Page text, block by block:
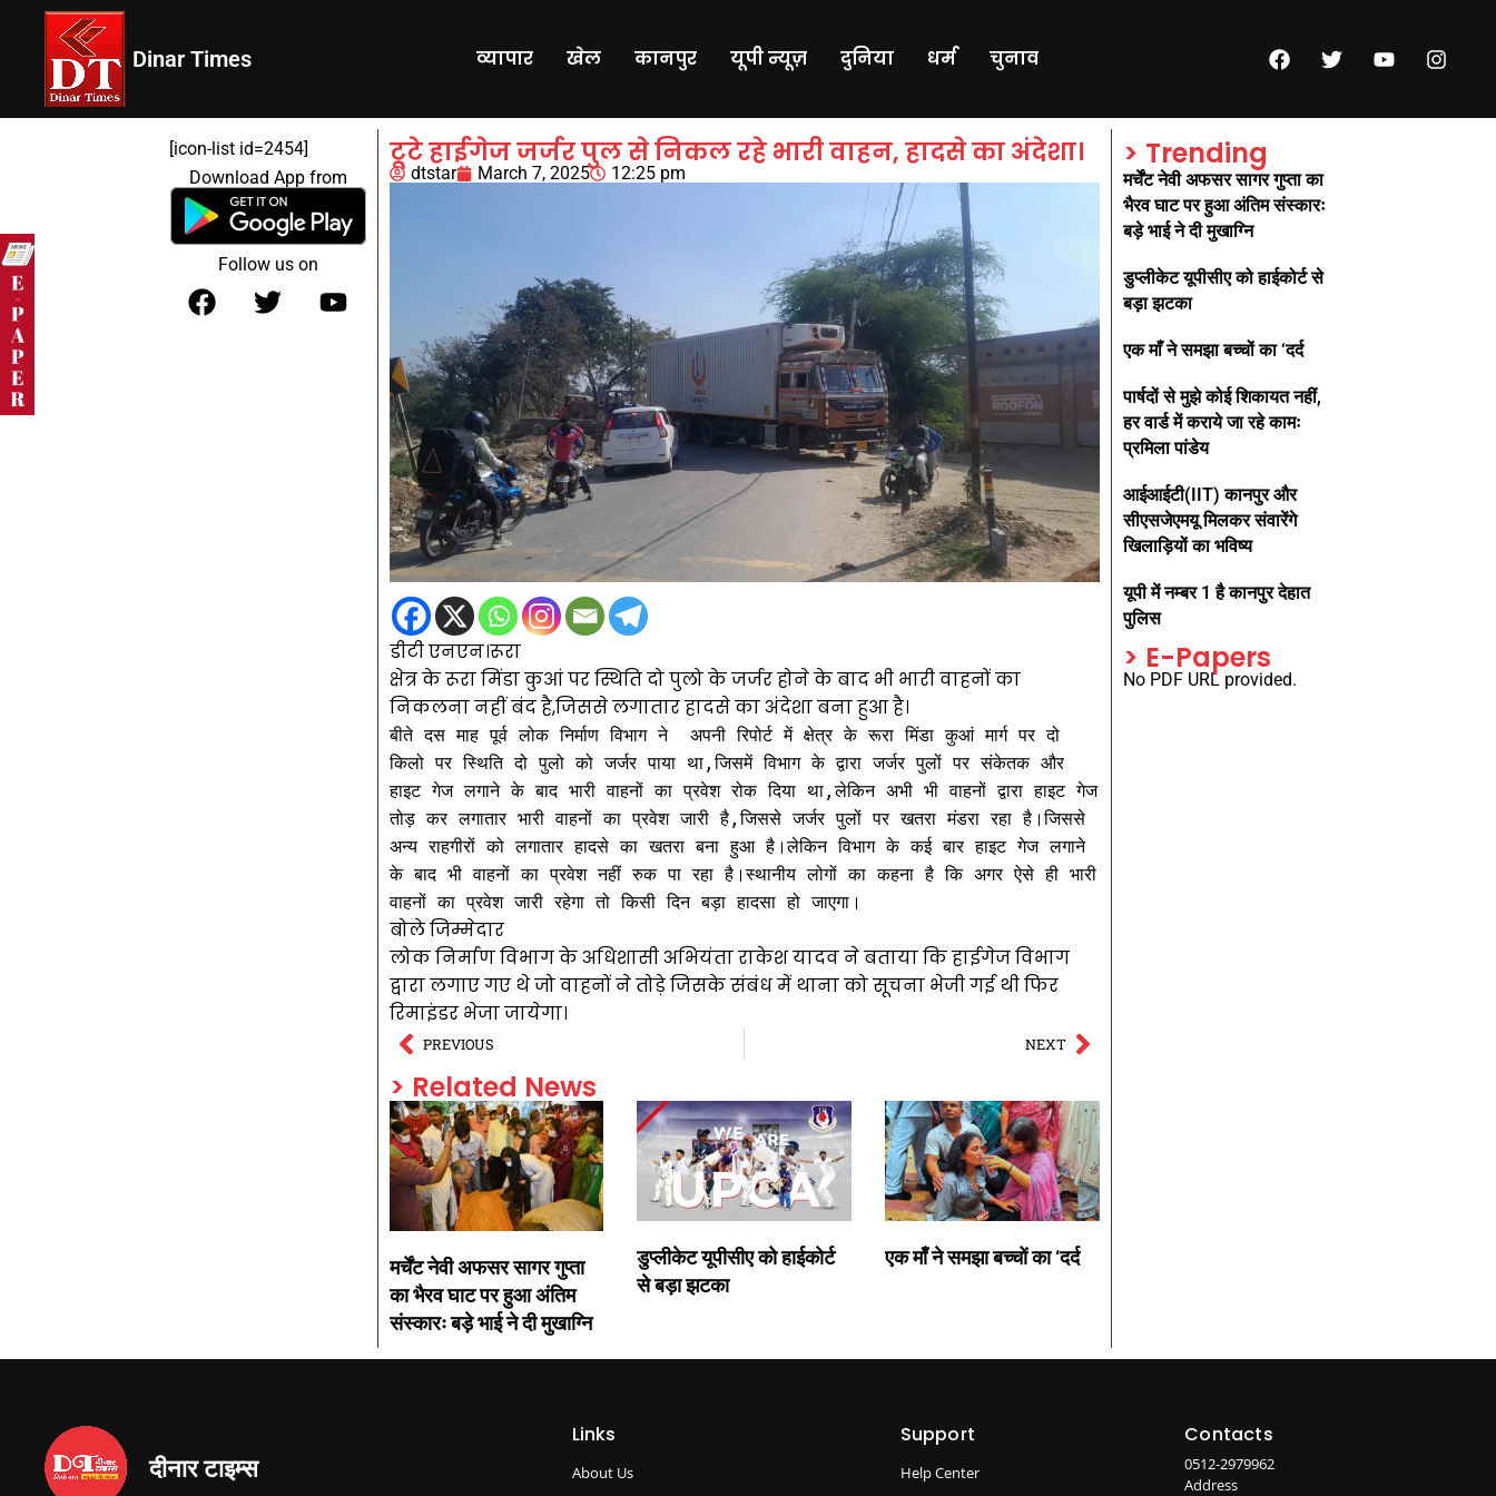
Dinar Times व्यापार खेल कानपुर यूपी न्यूज़ दुनिया धर्म चुनाव
[icon-list id=2454]
Download App from
Follow us on
टूटे हाईगेज जर्जर पुल से निकल रहे भारी वाहन, हादसे का अंदेशा।
dtstar March 7, 2025 12:25 pm
डीटी एनएन।रूरा
क्षेत्र के रूरा मिंडा कुआं पर स्थिति दो पुलो के जर्जर होने के बाद भी भारी वाहनों का
निकलना नहीं बंद है,जिससे लगातार हादसे का अंदेशा बना हुआ है।
बीते दस माह पूर्व लोक निर्माण विभाग ने  अपनी रिपोर्ट में क्षेत्र के रूरा मिंडा कुआं मार्ग पर दो
किलो पर स्थिति दो पुलो को जर्जर पाया था,जिसमें विभाग के द्वारा जर्जर पुलों पर संकेतक और
हाइट गेज लगाने के बाद भारी वाहनों का प्रवेश रोक दिया था,लेकिन अभी भी वाहनों द्वारा हाइट गेज
तोड़ कर लगातार भारी वाहनों का प्रवेश जारी है,जिससे जर्जर पुलों पर खतरा मंडरा रहा है।जिससे
अन्य राहगीरों को लगातार हादसे का खतरा बना हुआ है।लेकिन विभाग के कई बार हाइट गेज लगाने
के बाद भी वाहनों का प्रवेश नहीं रुक पा रहा है।स्थानीय लोगों का कहना है कि अगर ऐसे ही भारी
बोले जिम्मेदार
लोक निर्माण विभाग के अधिशासी अभियंता राकेश यादव ने बताया कि हाईगेज विभाग
द्वारा लगाए गए थे जो वाहनों ने तोड़े जिसके संबंध में थाना को सूचना भेजी गई थी फिर
रिमाइंडर भेजा जायेगा।
PREVIOUS NEXT
> Related News
मर्चेंट नेवी अफसर सागर गुप्ता
का भैरव घाट पर हुआ अंतिम
संस्कारः बड़े भाई ने दी मुखाग्नि
डुप्लीकेट यूपीसीए को हाईकोर्ट
से बड़ा झटका
एक माँ ने समझा बच्चों का ‘दर्द
> Trending
मर्चेंट नेवी अफसर सागर गुप्ता का
भैरव घाट पर हुआ अंतिम संस्कारः
बड़े भाई ने दी मुखाग्नि
डुप्लीकेट यूपीसीए को हाईकोर्ट से
बड़ा झटका
एक माँ ने समझा बच्चों का ‘दर्द
पार्षदों से मुझे कोई शिकायत नहीं,
हर वार्ड में कराये जा रहे कामः
प्रमिला पांडेय
आईआईटी(IIT) कानपुर और
सीएसजेएमयू मिलकर संवारेंगे
खिलाड़ियों का भविष्य
यूपी में नम्बर 1 है कानपुर देहात
पुलिस
> E-Papers
No PDF URL provided.
दीनार टाइम्स
Links
About Us
Support
Help Center
Contacts
0512-2979962
Address